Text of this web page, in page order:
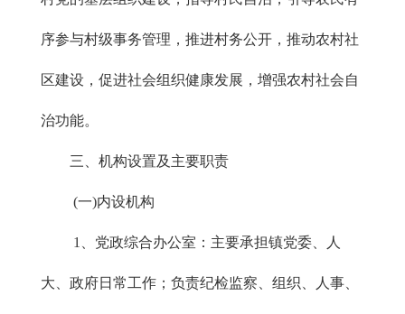
序参与村级事务管理，推进村务公开，推动农村社
区建设，促进社会组织健康发展，增强农村社会自
治功能。
三、机构设置及主要职责
(一)内设机构
1、党政综合办公室：主要承担镇党委、人
大、政府日常工作；负责纪检监察、组织、人事、